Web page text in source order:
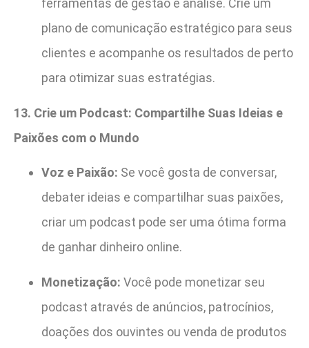
ferramentas de gestão e análise. Crie um
plano de comunicação estratégico para seus
clientes e acompanhe os resultados de perto
para otimizar suas estratégias.
13. Crie um Podcast: Compartilhe Suas Ideias e
Paixões com o Mundo
Voz e Paixão: Se você gosta de conversar,
debater ideias e compartilhar suas paixões,
criar um podcast pode ser uma ótima forma
de ganhar dinheiro online.
Monetização: Você pode monetizar seu
podcast através de anúncios, patrocínios,
doações dos ouvintes ou venda de produtos